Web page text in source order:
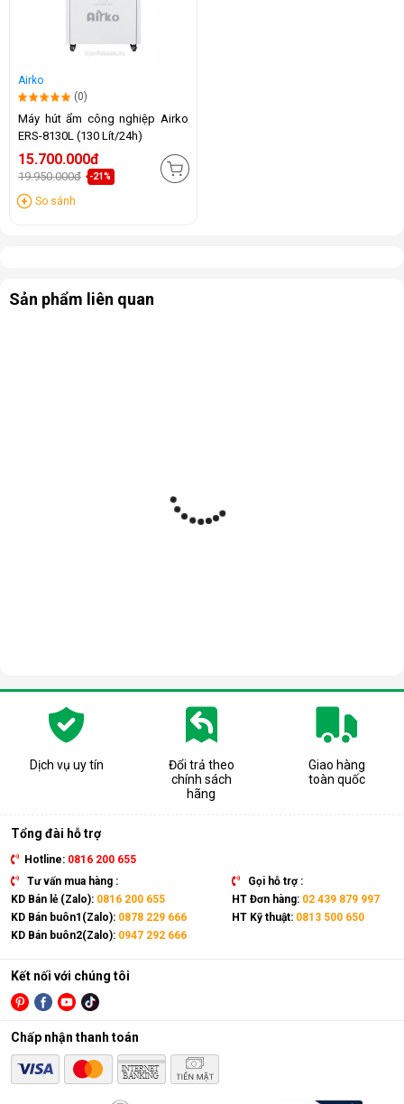
Airko
(0)
Máy hút ẩm công nghiệp Airko
ERS-8130L (130 Lít/24h)
15.700.000đ
19.950.000đ -21%
So sánh
Sản phẩm liên quan
Dịch vụ uy tín
Đổi trả theo
chính sách
hãng
Giao hàng
toàn quốc
Tổng đài hỗ trợ
Hotline: 0816 200 655
Tư vấn mua hàng :
KD Bán lẻ (Zalo): 0816 200 655
KD Bán buôn1(Zalo): 0878 229 666
KD Bán buôn2(Zalo): 0947 292 666
Gọi hỗ trợ :
HT Đơn hàng: 02 439 879 997
HT Kỹ thuật: 0813 500 650
Kết nối với chúng tôi
Chấp nhận thanh toán